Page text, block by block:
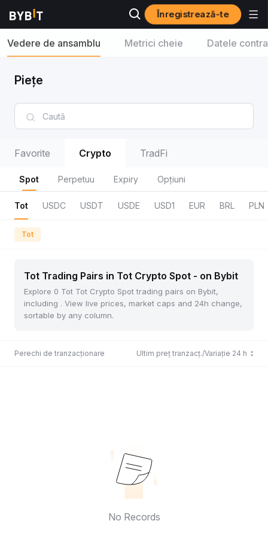
Înregistrează-te
Vedere de ansamblu Metrici cheie Datele
Piețe
Favorite Crypto TradFi
Spot Perpetuu Expiry Opțiuni
Tot USDC USDT USDE USD1 EUR BRL PLN
Tot
Tot Trading Pairs in Tot Crypto Spot - on Bybit
Explore 0 Tot Tot Crypto Spot trading pairs on Bybit,
including . View live prices, market caps and 24h change,
sortable by any column.
Perechi de tranzacționare Ultim preț tranzacț./Variație 24 h
No Records